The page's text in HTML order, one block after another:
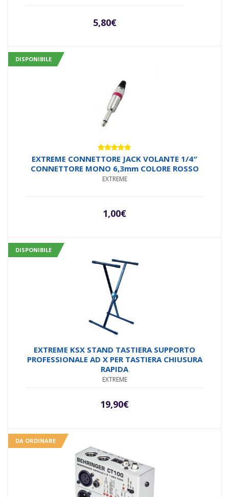
5,80€
DISPONIBILE
Valutato
4.71su 5
EXTREME CONNETTORE JACK VOLANTE 1/4″
CONNETTORE MONO 6,3mm COLORE ROSSO
EXTREME
1,00€
DISPONIBILE
EXTREME KSX STAND TASTIERA SUPPORTO
PROFESSIONALE AD X PER TASTIERA CHIUSURA
RAPIDA
EXTREME
19,90€
DA ORDINARE